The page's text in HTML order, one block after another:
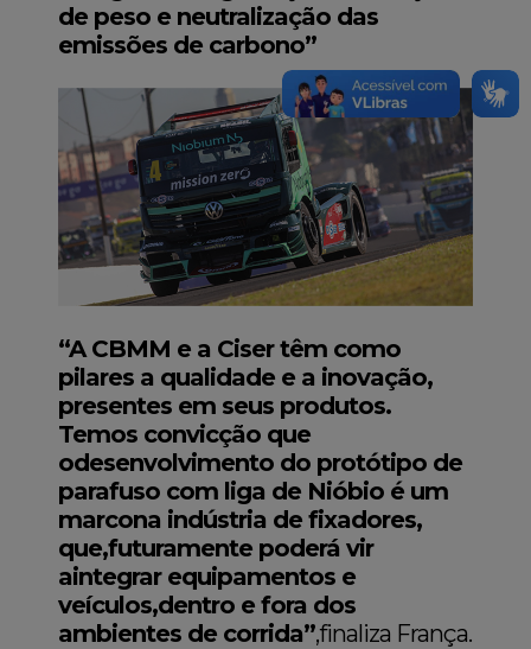
de peso e neutralização das
emissões de carbono”
“A CBMM e a Ciser têm como
pilares a qualidade e a inovação,
presentes em seus produtos.
Temos convicção que
odesenvolvimento do protótipo de
parafuso com liga de Nióbio é um
marcona indústria de fixadores,
que,futuramente poderá vir
aintegrar equipamentos e
veículos,dentro e fora dos
ambientes de corrida”,finaliza França.